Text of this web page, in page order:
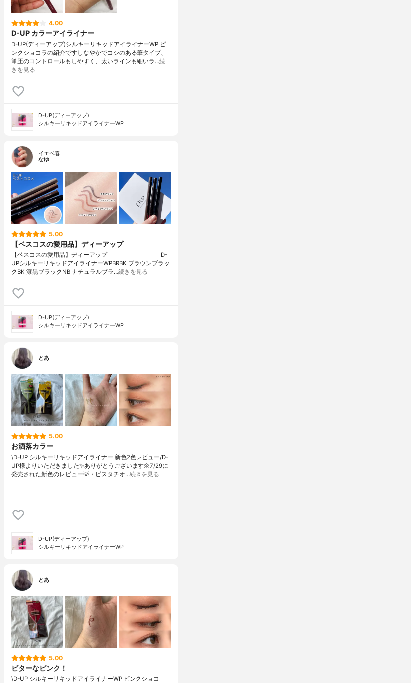
4.00
D-UP カラーアイライナー
D-UP(ディーアップ)シルキーリキッドアイライナーWP ピ
ンクショコラの紹介ですしなやかでコシのある筆タイプ、
筆圧のコントロールもしやすく、太いラインも細いラ…続
きを見る
D-UP(ディーアップ)
シルキーリキッドアイライナーWP
イエベ春
なゆ
5.00
【ベスコスの愛用品】ディーアップ
【ベスコスの愛用品】ディーアップ────────────D-
UPシルキーリキッドアイライナーWPBRBK ブラウンブラッ
クBK 漆黒ブラックNB ナチュラルブラ…続きを見る
D-UP(ディーアップ)
シルキーリキッドアイライナーWP
とあ
5.00
お洒落カラー
\D-UP シルキーリキッドアイライナー 新色2色レビュー/D-
UP様よりいただきました✨ありがとうございます🌼7/29に
発売された新色のレビュー💡・ピスタチオ…続きを見る
D-UP(ディーアップ)
シルキーリキッドアイライナーWP
とあ
5.00
ビターなピンク！
\D-UP シルキーリキッドアイライナーWP ピンクショコ